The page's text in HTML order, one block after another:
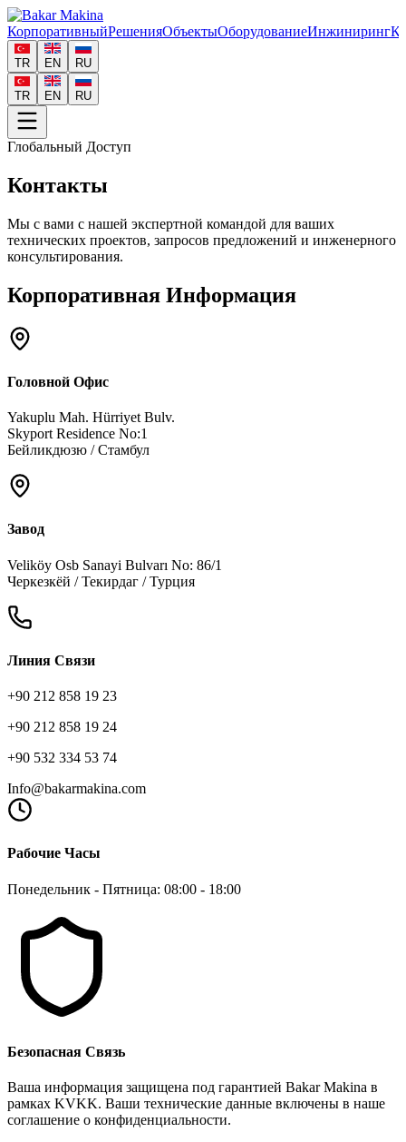
КорпоративныйРешенияОбъектыОборудованиеИнжиниринг
TR EN RU
TR EN RU
Глобальный Доступ
Контакты
Мы с вами с нашей экспертной командой для ваших
технических проектов, запросов предложений и инженерного
консультирования.
Корпоративная Информация
Головной Офис
Yakuplu Mah. Hürriyet Bulv.
Skyport Residence No:1
Бейликдюзю / Стамбул
Завод
Veliköy Osb Sanayi Bulvarı No: 86/1
Черкезкёй / Текирдаг / Турция
Линия Связи
+90 212 858 19 23
+90 212 858 19 24
+90 532 334 53 74
Info@bakarmakina.com
Рабочие Часы
Понедельник - Пятница: 08:00 - 18:00
Безопасная Связь
Ваша информация защищена под гарантией Bakar Makina в
рамках KVKK. Ваши технические данные включены в наше
соглашение о конфиденциальности.